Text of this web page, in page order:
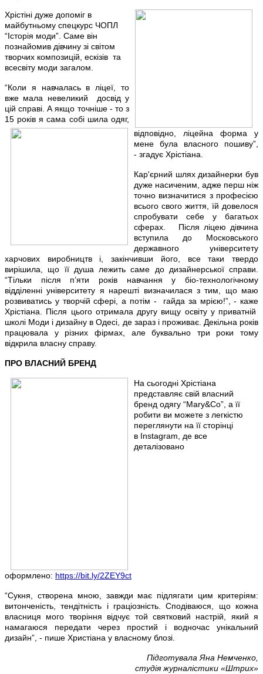
Хрістіні дуже допоміг в
майбутньому спецкурс ЧОПЛ
“Історія моди”. Саме він
познайомив дівчину зі світом
творчих композицій, ескізів та
всесвіту моди загалом.
“Коли я навчалась в ліцеї, то
вже мала невеликий досвід у
цій справі. А якщо точніше - то з
15 років я сама собі шила одяг,
відповідно
ліцейна форма у
мене була власного пошиву”,
- згадує Хрістіана.
Кар'єрний шлях дизайнерки був
дуже насиченим, адже перш ніж
точно визначитися з професією
всього свого життя, їй довелося
спробувати себе у багатьох
сферах. Після ліцею дівчина
вступила до Московського
державного університету
харчових виробництв і, закінчивши його, все таки твердо
вирішила, що її душа лежить саме до дизайнерської справи.
“Тільки після п’яти років навчанняу біо-технологічному
відділенні університету я нарешті визначилася з тим, що маю
розвиватись у творчій сфері, а потім - гайда за мрією!”, - каже
Хрістіана. Після цього отримала другу вищу освіту у приватній
школі Моди і дизайну в Одесі, де зараз і проживає. Декільна років
працювала у різних фірмах, але буквально три роки тому
відкрила власну справу.
ПРО ВЛАСНИЙ БРЕНД
На сьогодні Хрістіана
представляє свій власний
бренд одягу “Mary&Co”, а її
робити ви можете з легкістю
переглянути на її сторінці
в Instagram , де все
деталізовано
оформлено: https://bit.ly/2ZEY9ct
“Сукня, створена мною, завжди має підлягати цим критеріям:
витонченість, тендітність і граціозність.Сподіваюся, що кожна
власниця мого творіння відчує той святковий настрій, який я
намагаюся передати через простий і водночас унікальний
дизайн”, - пише Христіана у власному блозі.
Підготувала Яна Немченко,
студія журналістики «Штрих»